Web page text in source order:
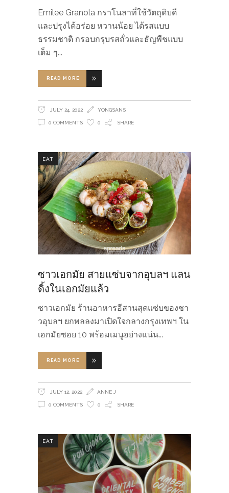
Emilee Granola กราโนลาที่ใช้วัตถุดิบดี
และปรุงได้อร่อย หวานน้อย ได้รสแบบ
ธรรมชาติ กรอบกรุบรสถั่วและธัญพืชแบบ
เต็ม ๆ
READ MORE
JULY 24, 2022 YONGSANS
0 COMMENTS 0 SHARE
EAT
ซาวเอกมัย สายแซ่บจากอุบลฯ แลน
ดิ้งในเอกมัยแล้ว
ซาวเอกมัย ร้านอาหารอีสานสุดแซ่บของชา
วอุบลฯ ยกพลลงมาเปิดใจกลางกรุงเทพฯ ใน
เอกมัยซอย 10 พร้อมเมนูอย่างแน่น
READ MORE
JULY 12, 2022 ANNE J
0 COMMENTS 0 SHARE
EAT